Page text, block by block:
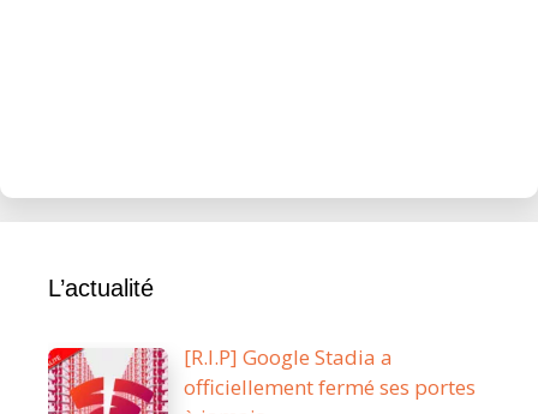
L’actualité
[R.I.P] Google Stadia a
officiellement fermé ses portes